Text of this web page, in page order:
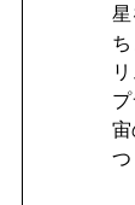
星
宙
つ